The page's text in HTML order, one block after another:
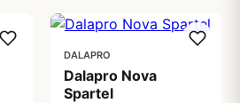
DALAPRO
Dalapro Nova
Spartel